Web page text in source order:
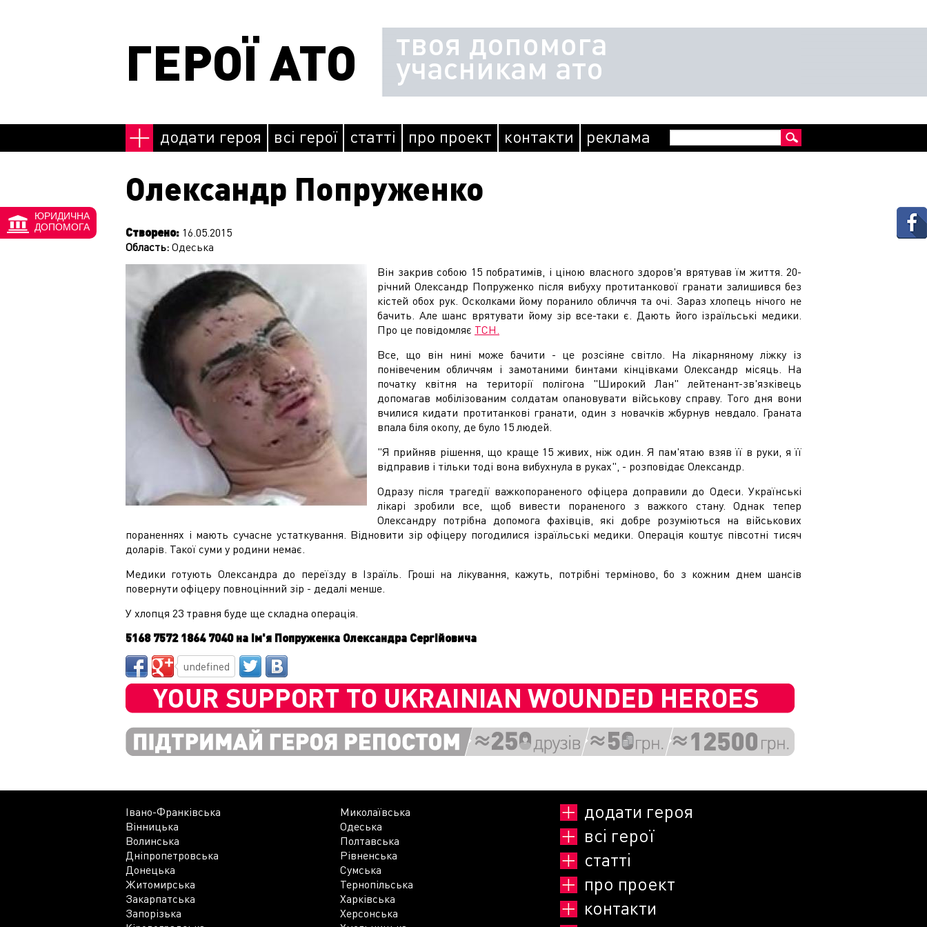
ГЕРОЇ АТО твоя допомога
учасникам ато
додати героя всі герої статті про проект контакти реклама Пошукова
Олександр Попруженко
Створено: 16.05.2015
Область:Одеська
Він закрив собою 15 побратимів, і ціною власного здоров'я врятував їм життя. 20-
річний Олександр Попруженко після вибуху протитанкової гранати залишився без
кістей обох рук. Осколками йому поранило обличчя та очі. Зараз хлопець нічого не
бачить. Але шанс врятувати йому зір все-таки є. Дають його ізраїльські медики.
Про це повідомляє ТСН.
Все, що він нині може бачити - це розсіяне світло. На лікарняному ліжку із
понівеченим обличчям і замотаними бинтами кінцівками Олександр місяць. На
початку квітня на території полігона "Широкий Лан" лейтенант-зв'язківець
допомагав мобілізованим солдатам опановувати військову справу. Того дня вони
вчилися кидати протитанкові гранати, один з новачків жбурнув невдало. Граната
впала біля окопу, де було 15 людей.
"Я прийняв рішення, що краще 15 живих, ніж один. Я пам'ятаю взяв її в руки, я її
відправив і тільки тоді вона вибухнула в руках", - розповідає Олександр.
Одразу після трагедії важкопораненого офіцера доправили до Одеси. Українські
лікарі зробили все, щоб вивести пораненого з важкого стану. Однак тепер
Олександру потрібна допомога фахівців, які добре розуміються на військових
пораненнях і мають сучасне устаткування. Відновити зір офіцеру погодилися ізраїльські медики. Операція коштує півсотні тисяч
доларів. Такої суми у родини немає.
Медики готують Олександра до переїзду в Ізраїль. Гроші на лікування, кажуть, потрібні терміново, бо з кожним днем шансів
повернути офіцеру повноцінний зір - дедалі менше.
У хлопця 23 травня буде ще складна операція.
5168 7572 1864 7040 на ім'я Попруженка Олександра Сергійовича
undefined
Івано-Франківська
Миколаївська
Вінницька
Одеська
Волинська
Полтавська
Дніпропетровська
Рівненська
Донецька
Сумська
Житомирська
Тернопільська
Закарпатська
Харківська
Запорізька
Херсонська
додати героя
всі герої
статті
про проект
контакти
ЮРИДИЧНА
ДОПОМОГА